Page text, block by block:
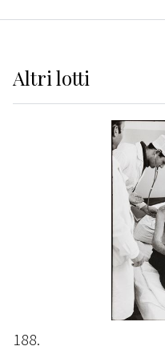
Altrilotti
188